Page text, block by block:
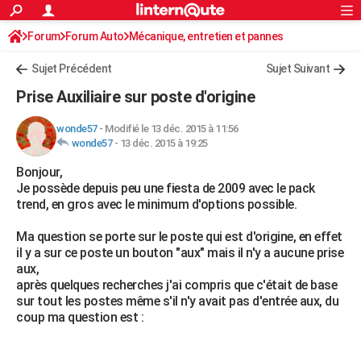
ACTUALITÉS
Politique
Société
Faits Divers
Education
Monde
Villes
+
FINANCE
Retraite
Impôts
Epargne
Immobilier
Risques naturels par ville
Banque
Assurance
Crédit
AUTO
Essais
Réserver un essai
Citadines
Berlines
SUV
Forum auto
+HIGH-TECH
Mobiles
Meilleur smartphone
Internet
Ordinateurs
Jeux vidéo
Guide high-tech
+
Forum
Aménagement intérieur
Extérieur
Cuisine
Salle de bains
Jardinage
Rangement
WEEK-END
Guides de France
Escapades
Patrimoine
Expositions
Musées
Week-end nature
LIFESTYLE
SANTE
Rechercher
S'inscrire
Connexion
Forum Forum Auto Mécanique, entretien et pannes
Autoradio / Système embarqué, CB
Sujet Précédent Sujet Suivant
Prise Auxiliaire sur poste d'origine
wonde57- Modifié le 13 déc. 2015 à 11:56
wonde57- 13 déc. 2015 à 19:25
Bonjour,
Je possède depuis peu une fiesta de 2009 avec le pack
trend, en gros avec le minimum d'options possible.
Ma question se porte sur le poste qui est d'origine, en effet
il y a sur ce poste un bouton "aux" mais il n'y a aucune prise
aux,
après quelques recherches j'ai compris que c'était de base
sur tout les postes même s'il n'y avait pas d'entrée aux, du
coup ma question est :